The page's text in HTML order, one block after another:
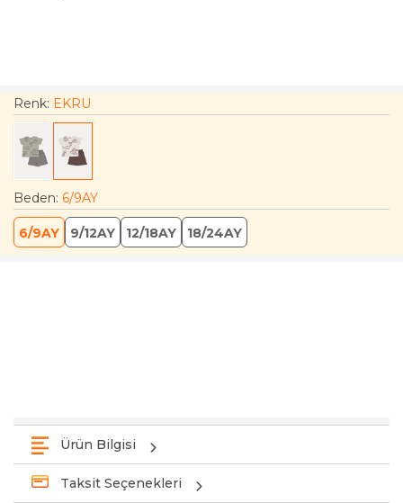
Renk: EKRU
Beden: 6/9AY
6/9AY 9/12AY 12/18AY 18/24AY
Ürün Bilgisi
Taksit Seçenekleri